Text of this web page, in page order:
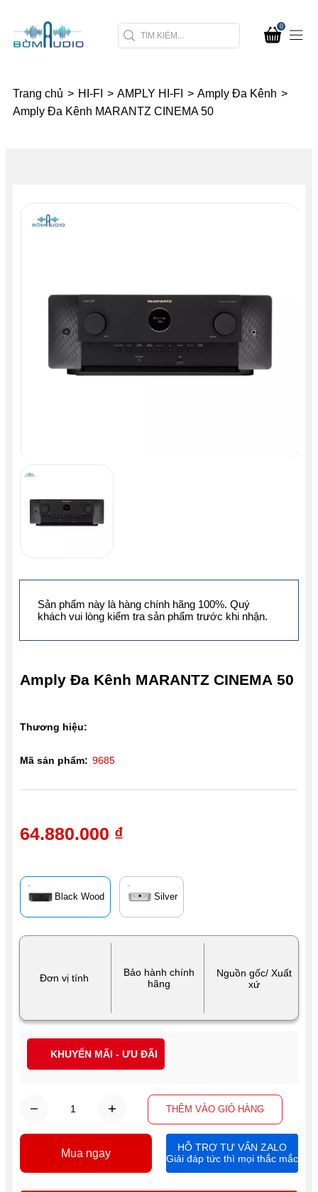
0
Trang chủ > HI-FI > AMPLY HI-FI > Amply Đa Kênh >
Amply Đa Kênh MARANTZ CINEMA 50
Đơn vị tính
Bảo hành chính
hãng
Nguồn gốc/ Xuất
xứ
Amply Đa Kênh MARANTZ CINEMA 50
Black Wood Silver
THÊM VÀO GIỎ HÀNG
64.880.000 ₫
Thương hiệu:
Mã sản phẩm: 9685
Mua ngay
HỖ TRỢ TƯ VẤN ZALO
Giải đáp tức thì mọi thắc mắc
KHUYẾN MÃI - ƯU ĐÃI
Sản phẩm này là hàng chính hãng 100%. Quý
khách vui lòng kiểm tra sản phẩm trước khi nhận.